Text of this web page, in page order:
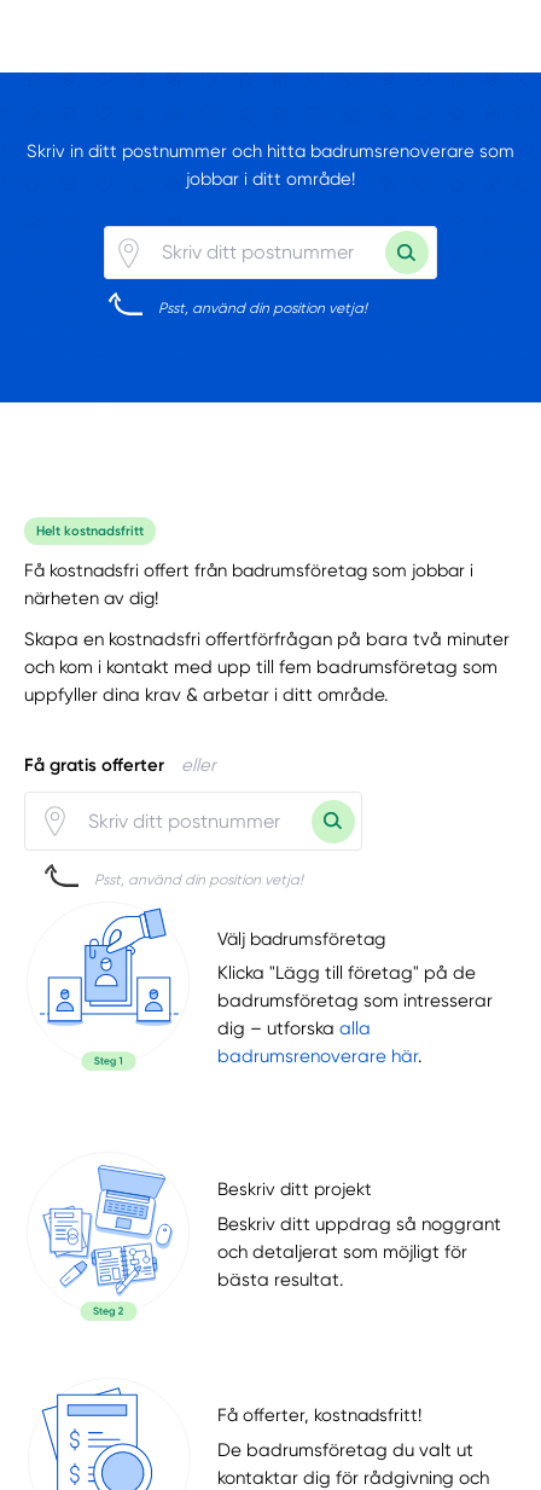
Skriv in ditt postnummer och hitta badrumsrenoverare som
jobbar i ditt område!
Psst, använd din position vetja!
Helt kostnadsfritt
Få kostnadsfri offert från badrumsföretag som jobbar i
närheten av dig!
Skapa en kostnadsfri offertförfrågan på bara två minuter
och kom i kontakt med upp till fem badrumsföretag som
uppfyller dina krav & arbetar i ditt område.
Få gratis offerter eller
Psst, använd din position vetja!
Välj badrumsföretag
Klicka "Lägg till företag" på de
badrumsföretag som intresserar
dig – utforskaalla
badrumsrenoverare här.
Beskriv ditt projekt
Beskriv ditt uppdrag så noggrant
och detaljerat som möjligt för
bästa resultat.
Få offerter, kostnadsfritt!
De badrumsföretag du valt ut
kontaktar dig för rådgivning och